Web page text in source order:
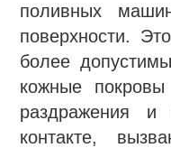
поливных
поверхности.
более
кожные
раздражения
контакте,